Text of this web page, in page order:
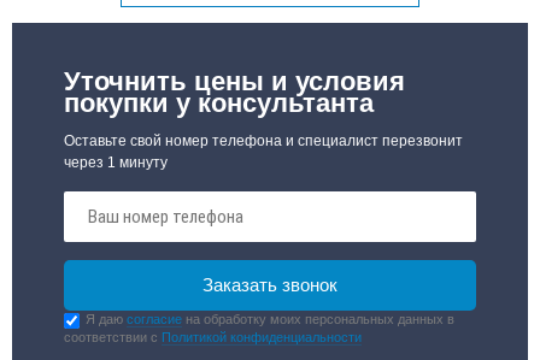
Уточнить цены и условия
покупки у консультанта
Оставьте свой номер телефона и специалист перезвонит
через 1 минуту
Я даюсогласие на обработку моих персональных данных в
соответствии с Политикой конфиденциальности